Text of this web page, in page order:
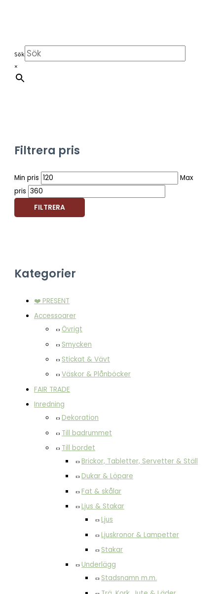
Sök
×
Filtrera pris
Min pris
Max
pris
FILTRERA
Kategorier
❤️ PRESENT
Accessoarer
Övrigt
Smycken
Stickat & Vävt
Väskor & Plånböcker
FAIR TRADE
Inredning
Dekoration
Till badrummet
Till bordet
Brickor, Tabletter, Servetter & Ställ
Dukar & Löpare
Fat & skålar
Ljus & Stakar
Ljus
Ljuskronor & Lampetter
Stakar
Underlägg
Stadsnamn m.m.